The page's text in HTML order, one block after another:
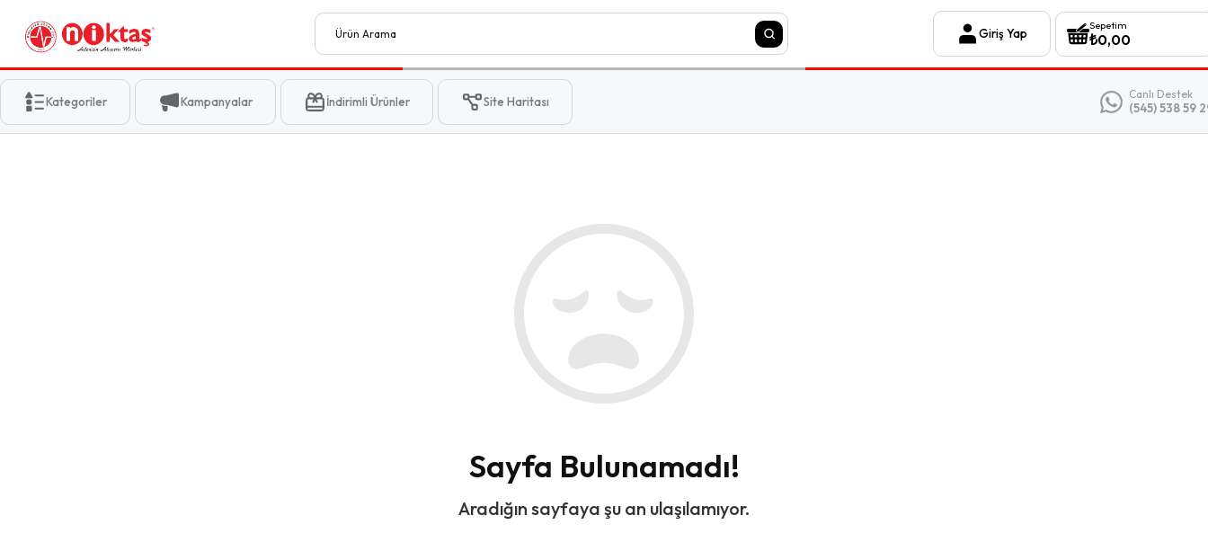
Giriş Yap
Sepetim
₺0,00
Kategoriler Kampanyalar İndirimli Ürünler Site Haritası Canlı Destek
(545) 538 59
Sayfa Bulunamadı!
Aradığın sayfaya şu an ulaşılamıyor.